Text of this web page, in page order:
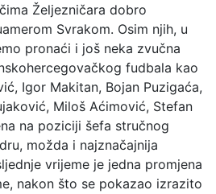
Željezničara dobro
Svrakom. Osim njih, u
pronaći i još neka zvučna
fudbala kao
Igor Makitan, Bojan Puzigaća,
Miloš Aćimović, Stefan
na poziciji šefa stručnog
možda i najznačajnija
vrijeme je jedna promjena
nakon što se pokazao izrazito